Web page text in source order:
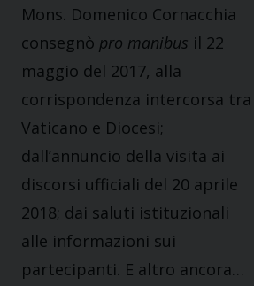
Mons. Domenico Cornacchia
consegnò pro manibus il 22
maggio del 2017, alla
corrispondenza intercorsa tra
Vaticano e Diocesi;
dall’annuncio della visita ai
discorsi ufficiali del 20 aprile
2018; dai saluti istituzionali
alle informazioni sui
partecipanti. E altro ancora…